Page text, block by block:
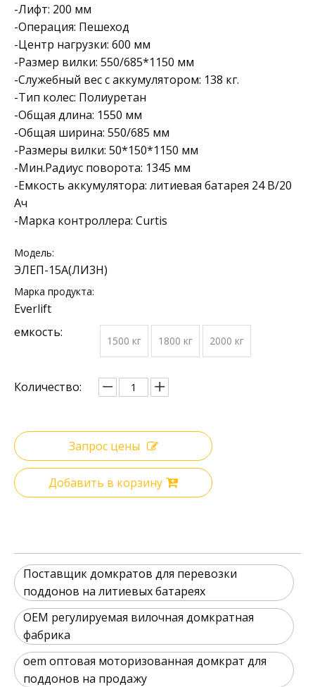
-Лифт: 200 мм
-Операция: Пешеход
-Центр нагрузки: 600 мм
-Размер вилки: 550/685*1150 мм
-Служебный вес с аккумулятором: 138 кг.
-Тип колес: Полиуретан
-Общая длина: 1550 мм
-Общая ширина: 550/685 мм
-Размеры вилки: 50*150*1150 мм
-Мин.Радиус поворота: 1345 мм
-Емкость аккумулятора: литиевая батарея 24 В/20
Ач
-Марка контроллера: Curtis
Модель:
ЭЛЕП-15А(ЛИ3Н)
Марка продукта:
Everlift
емкость:
1500 кг 1800 кг 2000 кг
Количество:
Запрос цены
Добавить в корзину
Поставщик домкратов для перевозки
поддонов на литиевых батареях
OEM регулируемая вилочная домкратная
фабрика
oem оптовая моторизованная домкрат для
поддонов на продажу